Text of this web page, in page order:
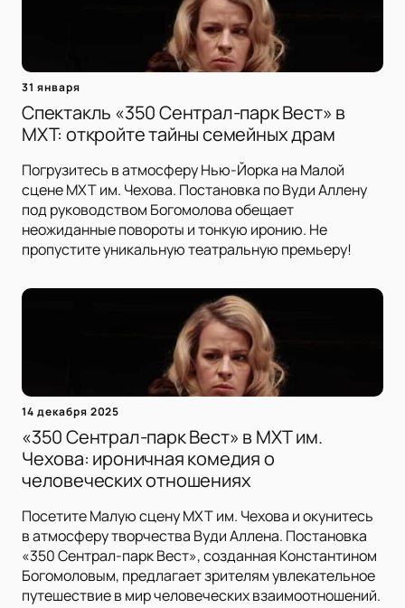
31 января
Спектакль «350 Сентрал-парк Вест» в
МХТ: откройте тайны семейных драм
Погрузитесь в атмосферу Нью-Йорка на Малой
сцене МХТ им. Чехова. Постановка по Вуди Аллену
под руководством Богомолова обещает
неожиданные повороты и тонкую иронию. Не
пропустите уникальную театральную премьеру!
14 декабря 2025
«350 Сентрал-парк Вест» в МХТ им.
Чехова: ироничная комедия о
человеческих отношениях
Посетите Малую сцену МХТ им. Чехова и окунитесь
в атмосферу творчества Вуди Аллена. Постановка
«350 Сентрал-парк Вест», созданная Константином
Богомоловым, предлагает зрителям увлекательное
путешествие в мир человеческих взаимоотношений.